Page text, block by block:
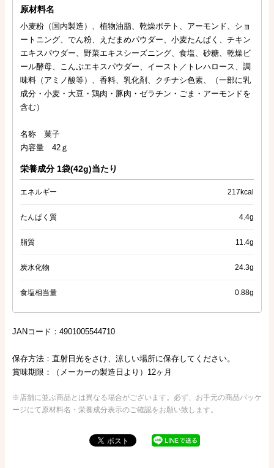
原材料名
小麦粉（国内製造）、植物油脂、乾燥ポテト、アーモンド、ショ
ートニング、でん粉、えだまめパウダー、小麦たんぱく、チキン
エキスパウダー、野菜エキスシーズニング、食塩、砂糖、乾燥ビ
ール酵母、こんぶエキスパウダー、イースト／トレハロース、調
味料（アミノ酸等）、香料、乳化剤、クチナシ色素、（一部に乳
成分・小麦・大豆・鶏肉・豚肉・ゼラチン・ごま・アーモンドを
含む）
名称 菓子
内容量 42ｇ
栄養成分 1袋(42g)当たり
エネルギー 217kcal
たんぱく質 4.4g
脂質 11.4g
炭水化物 24.3g
食塩相当量 0.88g
JANコード：4901005544710
保存方法：直射日光をさけ、涼しい場所に保存してください。
賞味期限：（メーカーの製造日より）12ヶ月
※店舗に並ぶ商品とは異なる場合がございます。必ず、お手元の商品パッケ
ージにて原材料名・栄養成分表示のご確認をお願い致します。